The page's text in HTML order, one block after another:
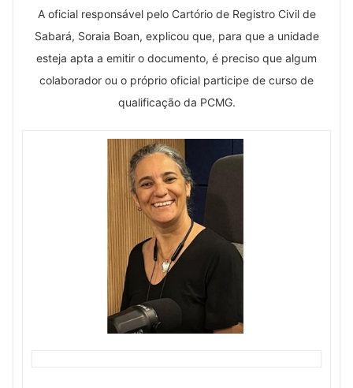
A oficial responsável pelo Cartório de Registro Civil de
Sabará, Soraia Boan, explicou que, para que a unidade
esteja apta a emitir o documento, é preciso que algum
colaborador ou o próprio oficial participe de curso de
qualificação da PCMG.